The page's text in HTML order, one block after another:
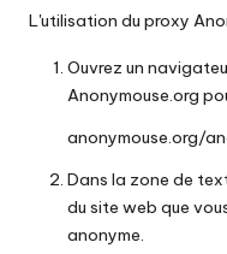
L'utilisation du proxy
Ouvrez un
Anonymouse.org
anonymouse.org/
Dans la zone de
du site web que
anonyme.